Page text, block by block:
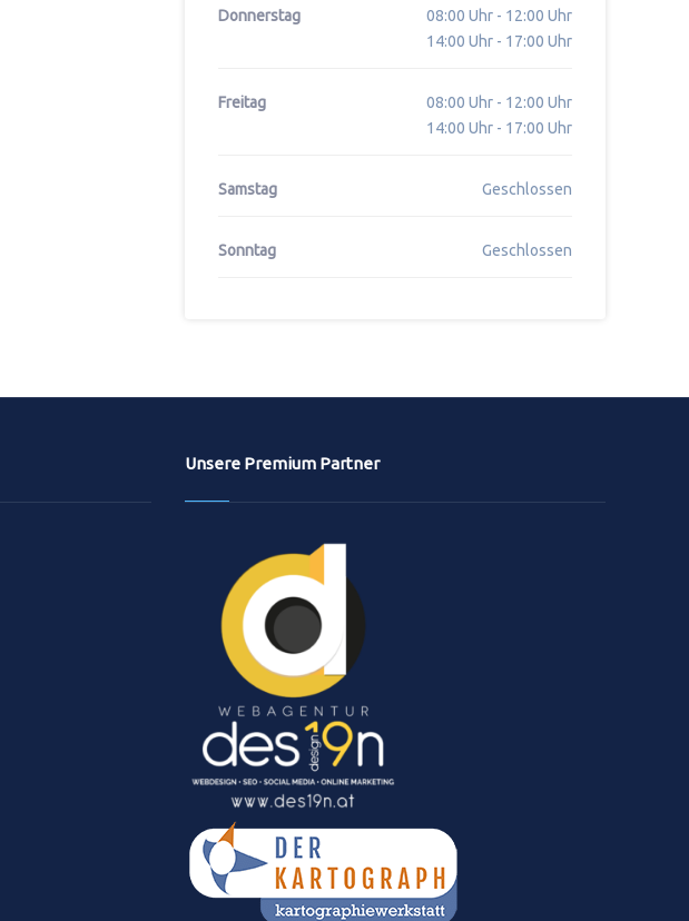
Donnerstag
08:00 Uhr - 12:00 Uhr
14:00 Uhr - 17:00 Uhr
Freitag
08:00 Uhr - 12:00 Uhr
14:00 Uhr - 17:00 Uhr
Samstag Geschlossen
Sonntag Geschlossen
Unsere Premium Partner